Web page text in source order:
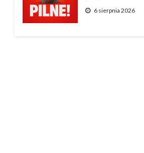
6 sierpnia 2026